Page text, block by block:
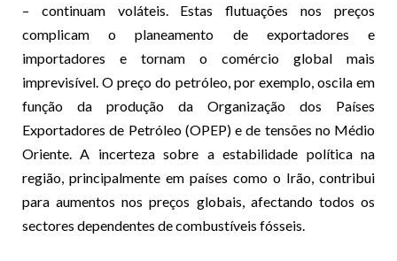
– continuam voláteis. Estas flutuações nos preços
complicam o planeamento de exportadores e
importadores e tornam o comércio global mais
imprevisível. O preço do petróleo, por exemplo, oscila em
função da produção da Organização dos Países
Exportadores de Petróleo (OPEP) e de tensões no Médio
Oriente. A incerteza sobre a estabilidade política na
região, principalmente em países como o Irão, contribui
para aumentos nos preços globais, afectando todos os
sectores dependentes de combustíveis fósseis.